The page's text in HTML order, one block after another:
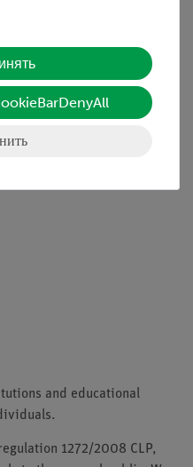
клиентов
and educational
1272/2008 CLP,